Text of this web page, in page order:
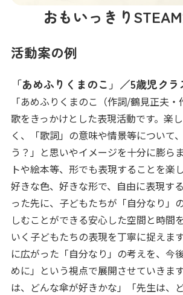
おもいっきり
活動案の例
「あめふりくまのこ」／5歳児クラ
「あめふりくまのこ（作詞/鶴見正夫
歌をきっかけとした表現活動です。楽
く、「歌詞」の意味や情景等について
う？」と思いやイメージを十分に膨ら
トや絵本等、形でも表現することを楽し
好きな色、好きな形で、自由に表現す
った先に、子どもたちが「自分なり」
しむことができる安心した空間と時間
いく子どもたちの表現を丁寧に捉えま
に広がった「自分なり」の考えを、今
めに」という視点で展開させていきま
は、どんな傘が好きかな」「先生は、